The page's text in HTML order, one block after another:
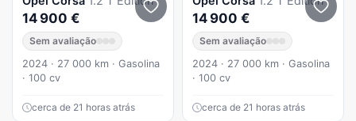
14 900 €
Sem avaliação
2024 · 27 000 km · Gasolina
· 100 cv
cerca de 21 horas atrás
14 900 €
Sem avaliação
2024 · 27 000 km · Gasolina
· 100 cv
cerca de 21 horas atrás